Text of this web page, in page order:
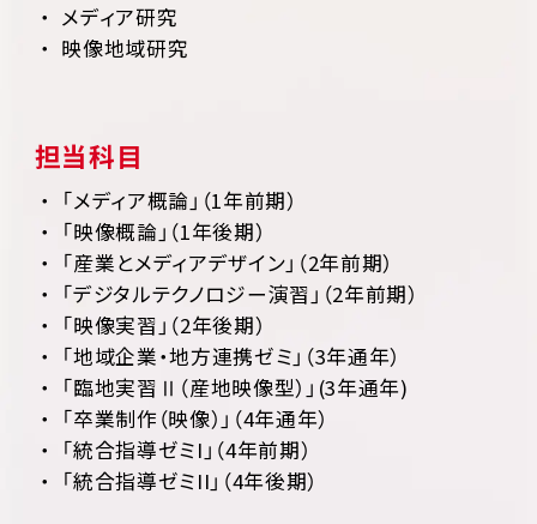
メディア研究
映像地域研究
担当科目
「メディア概論」（1年前期）
「映像概論」（1年後期）
「産業とメディアデザイン」（2年前期）
「デジタルテクノロジー演習」（2年前期）
「映像実習」（2年後期）
「地域企業・地方連携ゼミ」（3年通年）
「臨地実習Ⅱ（産地映像型）」(3年通年)
「卒業制作（映像）」（4年通年）
「統合指導ゼミI」（4年前期）
「統合指導ゼミII」（4年後期）